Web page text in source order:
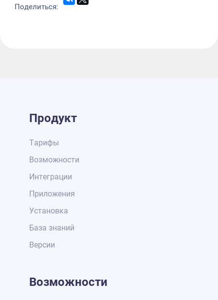
Поделиться:
Продукт
Тарифы
Возможности
Интеграции
Приложения
Установка
База знаний
Версии
Возможности